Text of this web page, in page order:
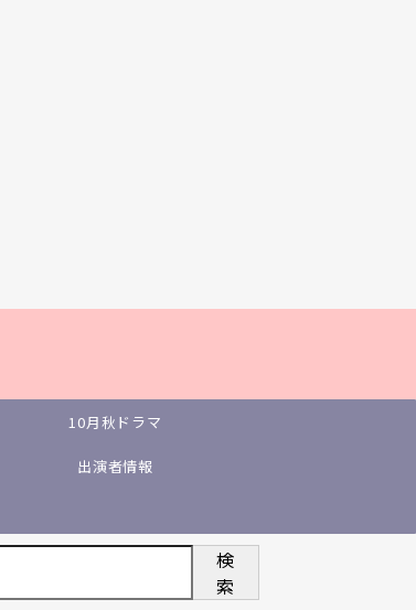
10月秋ドラマ
出演者情報
検
索